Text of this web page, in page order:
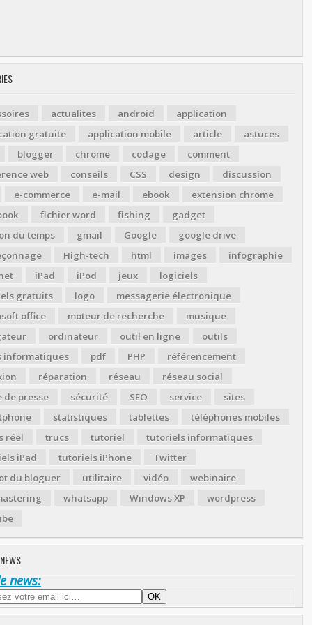
actualites android
application
gratuite
application mobile article
astuces
blogger
chrome codage
comment
web
conseils CSS design
discussion
e-commerce
e-mail ebook
extension chrome
fichier word fishing
gadget
du temps
gmail Google
google drive
High-tech html images
infographie
iPad iPod jeux
logiciels
gratuits
logo
messagerie électronique
office
moteur de recherche
musique
ordinateur outil en ligne
outils
informatiques
pdf PHP
référencement
réparation réseau
réseau social
de presse
sécurité SEO service
sites
statistiques tablettes
téléphones mobiles
réel
trucs tutoriel
tutoriels informatiques
iPad
tutoriels iPhone
Twitter
du bloguer
utilitaire vidéo
webinaire
whatsapp Windows XP
wordpress
news: